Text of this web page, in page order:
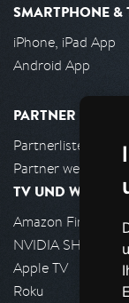
SMARTPHONE &
iPhone, iPad App
Android App
PARTNER
Partnerliste
Partner werden
TV UND
Amazon FireTV
NVIDIA SHIELD,
Apple TV
Roku